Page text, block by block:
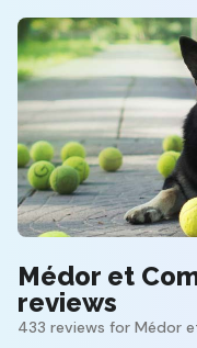
Médor et
reviews
433 reviews for Médor